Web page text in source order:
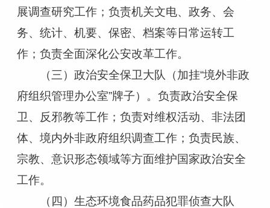
展调查研究工作；负责机关文电、政务、会
务、统计、机要、保密、档案等日常运转工
作；负责全面深化公安改革工作。
（三）政治安全保卫大队（加挂“境外非政
府组织管理办公室”牌子）。负责政治安全保
卫、反邪教等工作；负责对维权活动、非法团
体、境内外非政府组织调查工作；负责民族、
宗教、意识形态领域等方面维护国家政治安全
工作。
（四）生态环境食品药品犯罪侦查大队